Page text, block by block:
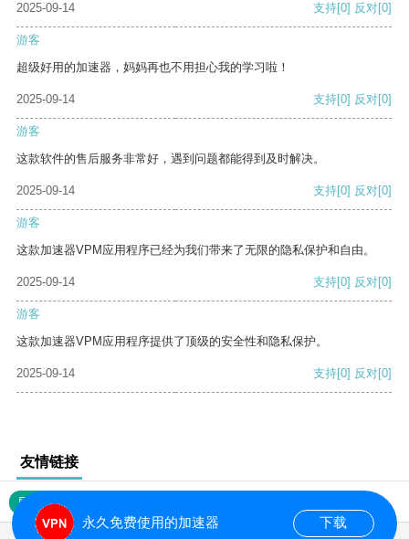
2025-09-14
支持[0] 反对[0]
游客
超级好用的加速器，妈妈再也不用担心我的学习啦！
2025-09-14 支持[0] 反对[0]
游客
这款软件的售后服务非常好，遇到问题都能得到及时解决。
2025-09-14 支持[0] 反对[0]
游客
这款加速器VPM应用程序已经为我们带来了无限的隐私保护和自由。
2025-09-14 支持[0] 反对[0]
游客
这款加速器VPM应用程序提供了顶级的安全性和隐私保护。
2025-09-14 支持[0] 反对[0]
友情链接
网站地图
永久免费使用的加速器 下载